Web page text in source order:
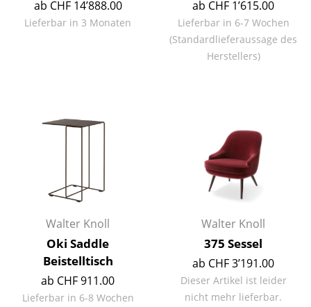
Spiegel
Büroutensilien
Decken
Teppiche
Vorhänge
... alle Accessoires
ab CHF 14’888.00
Lieferbar in 3 Monaten
ab CHF 1’615.00
Lieferbar in 6-7 Wochen
(Standardlieferaussage des
Herstellers)
Walter Knoll
Oki Saddle
Beistelltisch
ab CHF 911.00
Lieferbar in 6-8 Wochen
Walter Knoll
375 Sessel
ab CHF 3’191.00
Dieser Artikel ist leider
nicht mehr lieferbar.